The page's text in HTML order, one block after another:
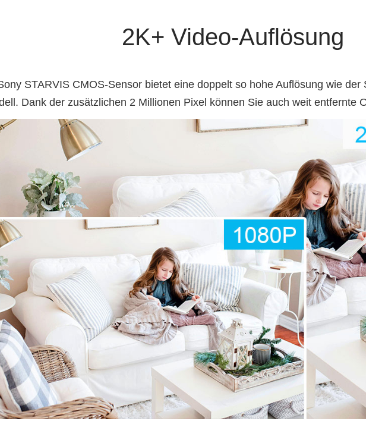
2K+ Video-Auflösung
STARVIS CMOS-Sensor bietet eine doppelt so hohe Auflösung wie
Dank der zusätzlichen 2 Millionen Pixel können Sie auch weit entfernte